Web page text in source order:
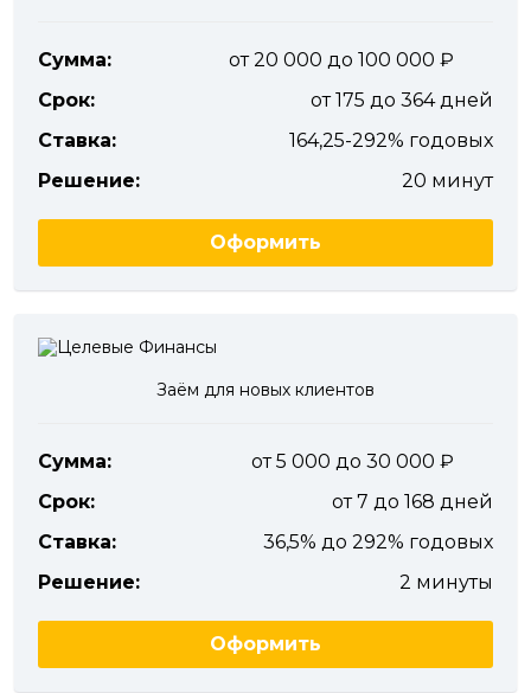
Сумма:
от 20 000 до 100 000
Срок:
от 175 до 364 дней
Ставка:
164,25-292% годовых
Решение:
20 минут
Оформить
Заём для новых клиентов
Сумма:
от 5 000 до 30 000
Срок:
от 7 до 168 дней
Ставка:
36,5% до 292% годовых
Решение:
2 минуты
Оформить